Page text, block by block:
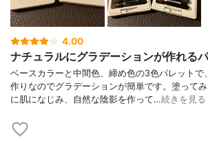
4.00
ナチュラルにグラデーションが作れる
ベースカラーと中間色、締め色の3色パレットで
作りなのでグラデーションが簡単です。塗って
に肌になじみ、自然な陰影を作って…続きを見る